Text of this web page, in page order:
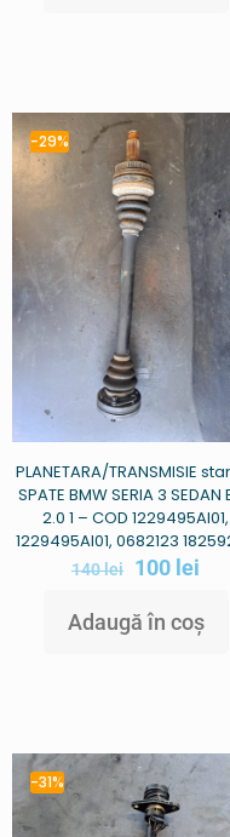
-29%
PLANETARA/TRANSMISIE
SPATE BMW SERIA 3 SEDAN
2.0 1 – COD 1229495AI01,
1229495AI01, 0682123
140lei 100 lei
Adaugă în coș
-31%